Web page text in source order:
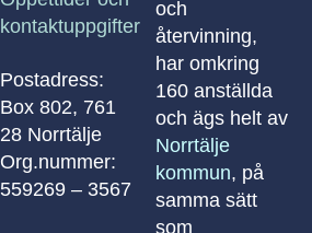
kontaktuppgifter
Postadress:
Box 802, 761
28 Norrtälje
Org.nummer:
559269 – 3567
och
återvinning,
har omkring
160 anställda
och ägs helt av
Norrtälje
kommun, på
samma sätt
som